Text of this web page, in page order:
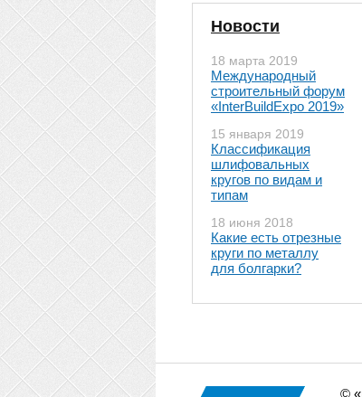
Новости
18 марта 2019
Международный
строительный форум
«InterBuildExpo 2019»
15 января 2019
Классификация
шлифовальных
кругов по видам и
типам
18 июня 2018
Какие есть отрезные
круги по металлу
для болгарки?
©